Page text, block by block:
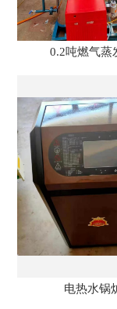
0.2吨燃气蒸
电热水锅